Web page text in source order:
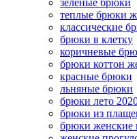
теплые брюки
классические
брюки в клетку
коричневые
брюки коттон
красные брюки
льняные брюки
брюки лето
брюки из
брюки женские